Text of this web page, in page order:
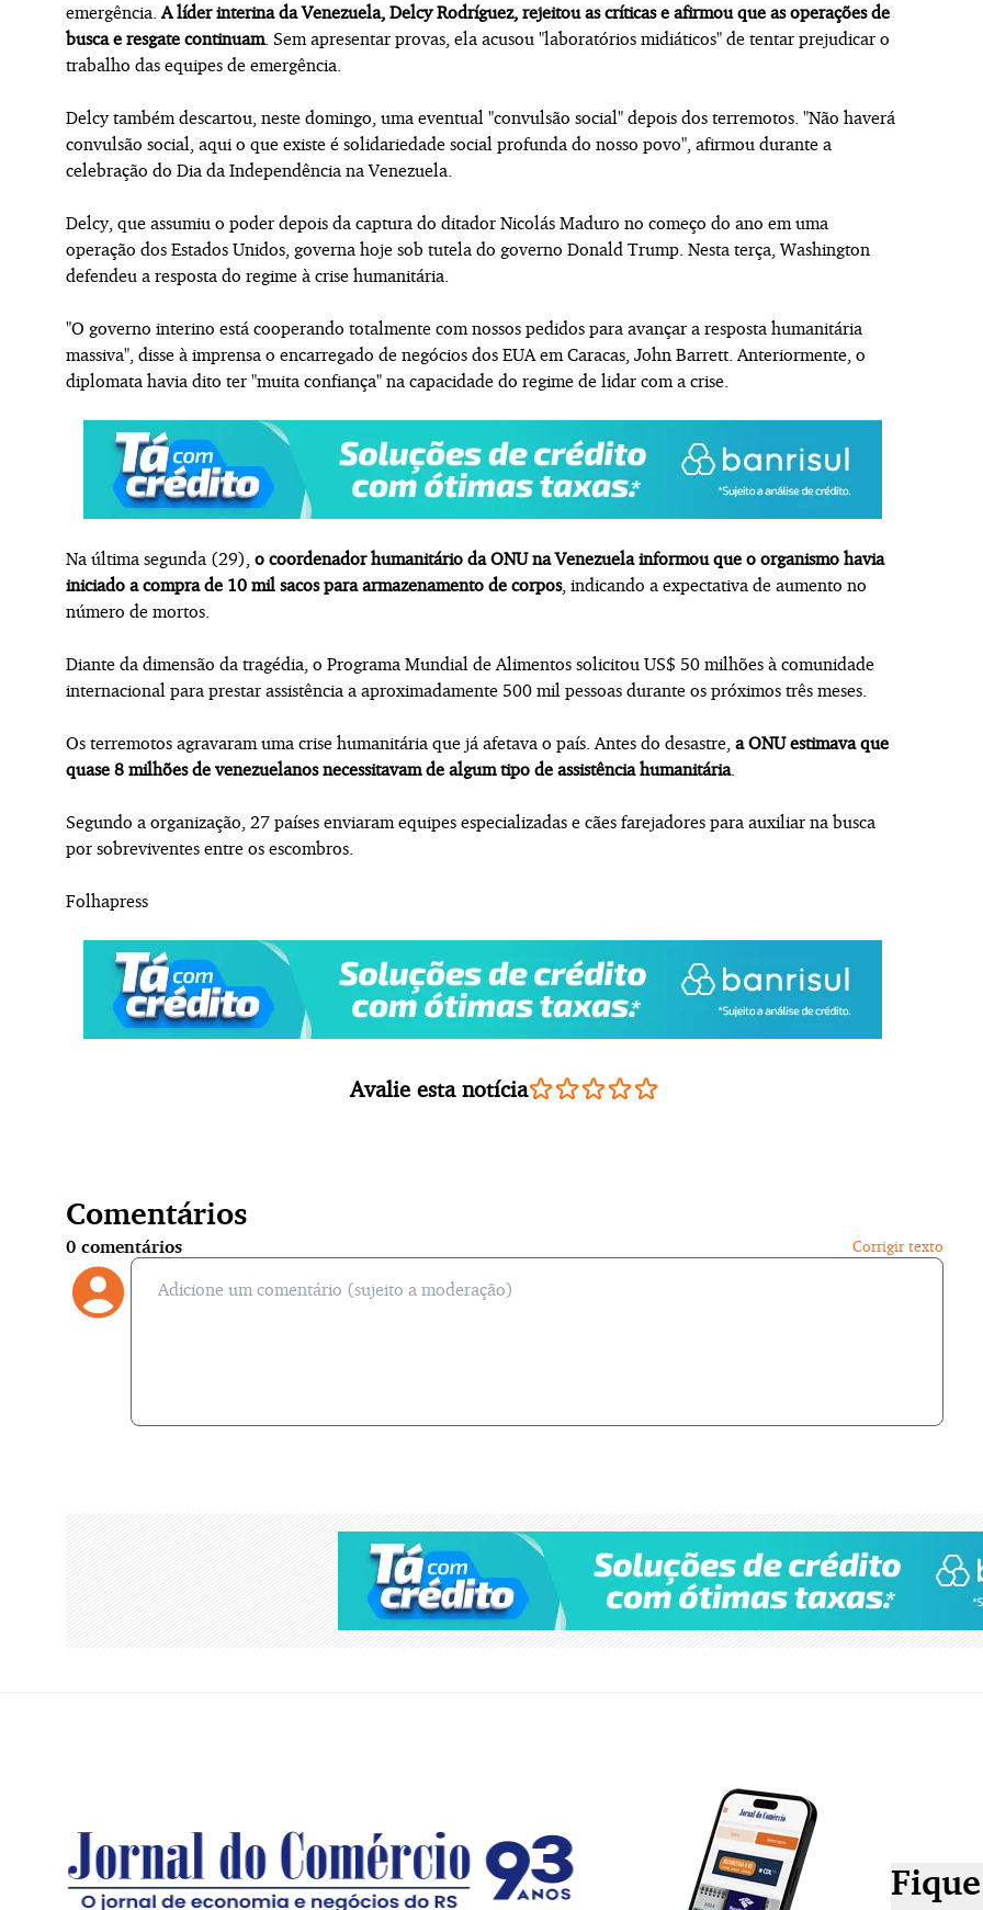
emergência.A líder interina da Venezuela, Delcy Rodríguez, rejeitou as críticas e afirmou que as operações de
busca e resgate continuam. Sem apresentar provas, ela acusou "laboratórios midiáticos" de tentar prejudicar o
trabalho das equipes de emergência.
Delcy também descartou, neste domingo, uma eventual "convulsão social" depois dos terremotos. "Não haverá
convulsão social, aqui o que existe é solidariedade social profunda do nosso povo", afirmou durante a
celebração do Dia da Independência na Venezuela.
Delcy, que assumiu o poder depois da captura do ditador Nicolás Maduro no começo do ano em uma
operação dos Estados Unidos, governa hoje sob tutela do governo Donald Trump. Nesta terça, Washington
defendeu a resposta do regime à crise humanitária.
"O governo interino está cooperando totalmente com nossos pedidos para avançar a resposta humanitária
massiva", disse à imprensa o encarregado de negócios dos EUA em Caracas, John Barrett. Anteriormente, o
diplomata havia dito ter "muita confiança" na capacidade do regime de lidar com a crise.
Na última segunda (29), o coordenador humanitário da ONU na Venezuela informou que o organismo havia
iniciado a compra de 10 mil sacos para armazenamento de corpos, indicando a expectativa de aumento no
número de mortos.
Diante da dimensão da tragédia, o Programa Mundial de Alimentos solicitou US$ 50 milhões à comunidade
internacional para prestar assistência a aproximadamente 500 mil pessoas durante os próximos três meses.
Os terremotos agravaram uma crise humanitária que já afetava o país. Antes do desastre, a ONU estimava que
quase 8 milhões de venezuelanos necessitavam de algum tipo de assistência humanitária.
Segundo a organização, 27 países enviaram equipes especializadas e cães farejadores para auxiliar na busca
por sobreviventes entre os escombros.
Folhapress
Avalie esta notícia
Comentários
0 comentários Corrigir texto